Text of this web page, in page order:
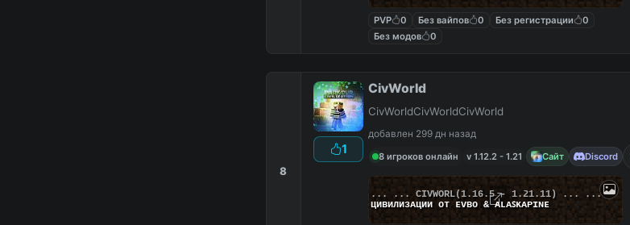
PVP 0 Без вайпов 0 Без регистрации
0
Без модов
0
8
1
CivWorld
CivWorldCivWorldCivWorld
добавлен 299 дн назад
8 игроков онлайн
v 1.12.2 - 1.21 Сайт Discord
... ... CIVWORL(1.16.5 - 1.21.11) ... ...
циʙилизᴀции от ᴇᴠʙᴏ & ᴀʟᴀꜱᴋᴀᴘɪɴᴇ